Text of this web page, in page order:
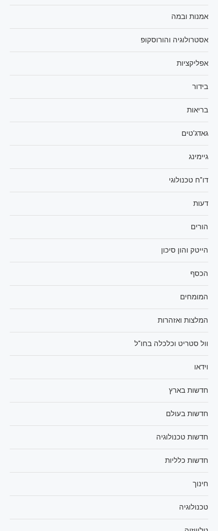
אמנות ובמה
אסטרולוגיה והורוסקופ
אפליקציות
בידור
בריאות
גאדג'טים
גיימינג
דו"ח טכנולוגי
דעות
הורים
הייטק והון סיכון
הכסף
המומחים
המלצות ואזהרות
וול סטריט וכלכלה בחו"ל
וידאו
חדשות בארץ
חדשות בעולם
חדשות טכנולוגיה
חדשות כלליות
חינוך
טכנולוגיה